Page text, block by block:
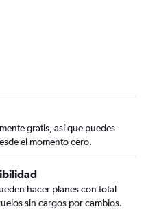
gratis, así que puedes
el momento cero.
hacer planes con total
sin cargos por cambios.